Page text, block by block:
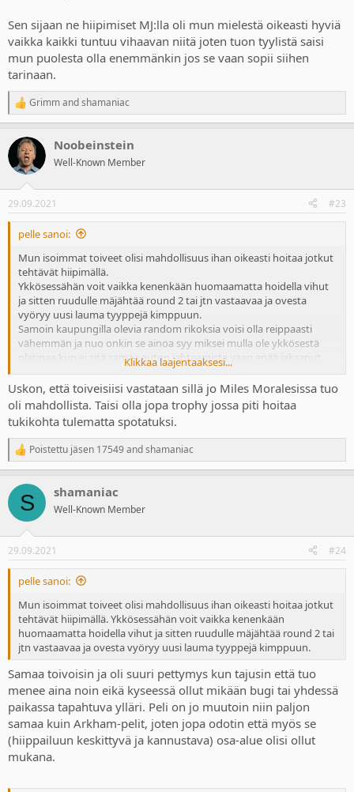
Sen sijaan ne hiipimiset MJ:lla oli mun mielestä oikeasti hyviä
vaikka kaikki tuntuu vihaavan niitä joten tuon tyylistä saisi
mun puolesta olla enemmänkin jos se vaan sopii siihen
tarinaan.
R
e
c
i
s
:
Grimmandshamaniac
Noobeinstein
Well-Known Member
29.09.2021 #23
pelle sanoi:
Mun isoimmat toiveet olisi mahdollisuus ihan oikeasti hoitaa jotkut
tehtävät hiipimällä.
Ykkösessähän voit vaikka kenenkään huomaamatta hoidella vihut
ja sitten ruudulle mäjähtää round 2 tai jtn vastaavaa ja ovesta
vyöryy uusi lauma tyyppejä kimppuun.
Samoin kaupungilla olevia random rikoksia voisi olla reippaasti
vähemmän ja nuo onkin se ainoa syy miksei mulla ole ykkösestä
platinaa kun ei sitä samaa auton jahtaamista vaan enää jaksanut.
Sen sijaan ne hiipimiset MJ:lla oli mun mielestä oikeasti hyviä vaikka
kaikki tuntuu vihaavan niitä joten tuon tyylistä saisi mun puolesta
olla enemmänkin jos se vaan sopii siihen tarinaan.
Klikkaa laajentaaksesi...
Uskon, että toiveisiisi vastataan sillä jo Miles Moralesissa tuo
oli mahdollista. Taisi olla jopa trophy jossa piti hoitaa
tukikohta tulematta spotatuksi.
R
e
c
i
s
:
Poistettu jäsen 17549andshamaniac
S shamaniac
Well-Known Member
29.09.2021 #24
pelle sanoi:
Mun isoimmat toiveet olisi mahdollisuus ihan oikeasti hoitaa jotkut
tehtävät hiipimällä. Ykkösessähän voit vaikka kenenkään
huomaamatta hoidella vihut ja sitten ruudulle mäjähtää round 2 tai
jtn vastaavaa ja ovesta vyöryy uusi lauma tyyppejä kimppuun.
Samaa toivoisin ja oli suuri pettymys kun tajusin että tuo
menee aina noin eikä kyseessä ollut mikään bugi tai yhdessä
paikassa tapahtuva ylläri. Peli on jo muutoin niin paljon
samaa kuin Arkham-pelit, joten jopa odotin että myös se
(hiippailuun keskittyvä ja kannustava) osa-alue olisi ollut
mukana.